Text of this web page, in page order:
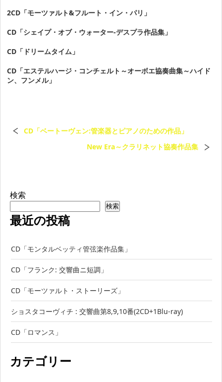
2CD「モーツァルト&フルート・イン・パリ」
CD「シェイプ・オブ・ウォーター-デスプラ作品集」
CD「ドリームタイム」
CD「エステルハージ・コンチェルト～オーボエ協奏曲集～ハイド
ン、フンメル」
CD「ベートーヴェン:管楽器とピアノのための作品」
New Era～クラリネット協奏作品集
検索
検索
最近の投稿
CD「モンタルベッティ管弦楽作品集」
CD「フランク: 交響曲ニ短調」
CD「モーツァルト・ストーリーズ」
ショスタコーヴィチ : 交響曲第8,9,10番(2CD+1Blu-ray)
CD「ロマンス」
カテゴリー